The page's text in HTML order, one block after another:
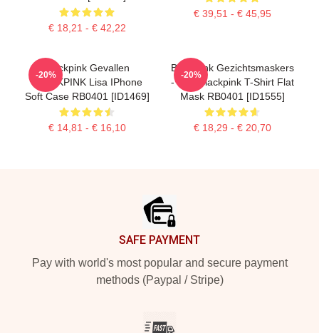
€ 18,21 - € 42,22
€ 39,51 - € 45,95
Blackpink Gevallen
BLACKPINK Lisa IPhone
Soft Case RB0401 [ID1469]
€ 14,81 - € 16,10
-20%
Blackpink Gezichtsmaskers
- Lisa Blackpink T-Shirt Flat
Mask RB0401 [ID1555]
€ 18,29 - € 20,70
-20%
SAFE PAYMENT
Pay with world's most popular and secure payment
methods (Paypal / Stripe)